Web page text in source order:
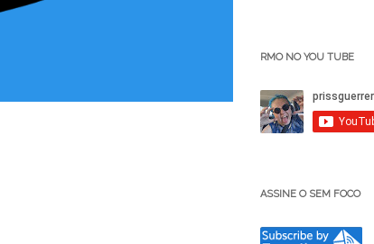
RMO NO YOU TUBE
ASSINE O SEM FOCO